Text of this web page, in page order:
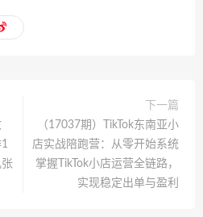
下一篇
（17037期）TikTok东南亚小
店实战陪跑营：从零开始系统
掌握TikTok小店运营全链路，
实现稳定出单与盈利